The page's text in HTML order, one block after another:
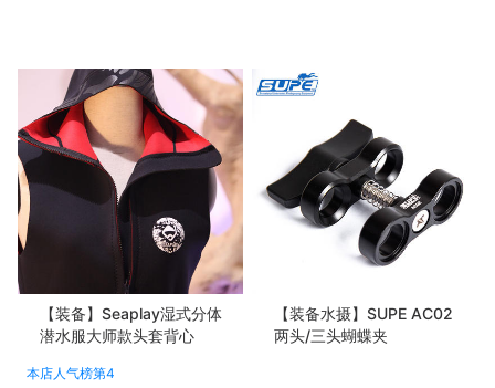
【装备】Seaplay湿式分体
潜水服大师款头套背心
本店人气榜第4
【装备水摄】SUPE AC02
两头/三头蝴蝶夹